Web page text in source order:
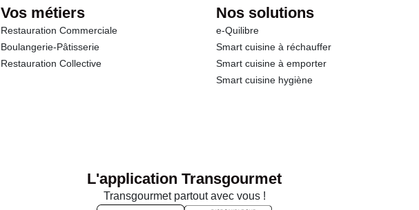
Vos métiers
Restauration Commerciale
Boulangerie-Pâtisserie
Restauration Collective
Nos solutions
e-Quilibre
Smart cuisine à réchauffer
Smart cuisine à emporter
Smart cuisine hygiène
L'application Transgourmet
Transgourmet partout avec vous !